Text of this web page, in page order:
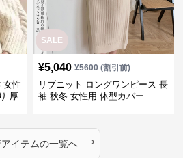
女性
厚
SALE
¥5,040 ¥5600(割引前)
リブニット ロングワンピース 長
袖 秋冬 女性用 体型カバー
イテムの一覧へ ›